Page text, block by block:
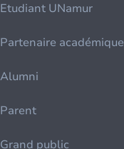
Etudiant UNamur
Partenaire académique
Alumni
Parent
Grand public